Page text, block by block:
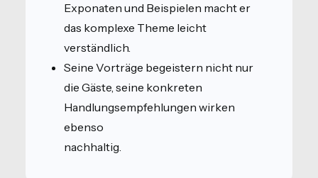
Exponaten und Beispielen macht er
das komplexe Theme leicht
verständlich.
Seine Vorträge begeistern nicht nur
die Gäste, seine konkreten
Handlungsempfehlungen wirken
ebenso
nachhaltig.